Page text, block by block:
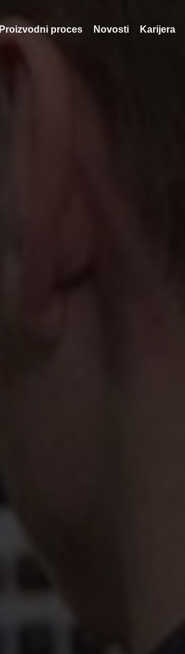
Proizvodni proces Novosti Karijera